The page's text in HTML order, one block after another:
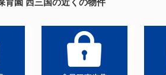
育園 西三国の近くの物件